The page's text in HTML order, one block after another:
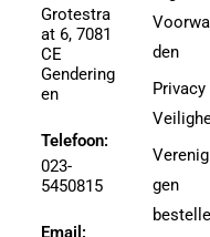
Agrell, Jeffrey
Agricole-Genin, Paul
Aguilar, Walter Leon
Aguilera, Christina
Ahbez, Eden
Ahle, Johann R.
Ahronheim, Albert
Airto Moreira Ramon
3-4
3.5
30
3e divisie
4
4,5
Grotestra
at 6, 7081
CE
Gendering
en
Telefoon:
023-
5450815
Email:
den
Privacy
gen